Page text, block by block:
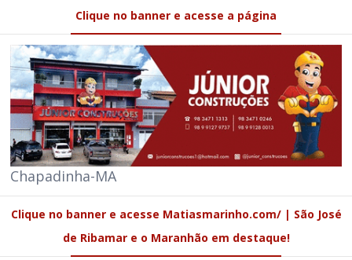
Clique no banner e acesse a página
Chapadinha-MA
Clique no banner e acesse Matiasmarinho.com/ | São José
de Ribamar e o Maranhão em destaque!